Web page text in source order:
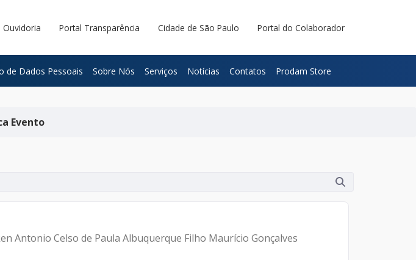
Ouvidoria Portal Transparência Cidade de São Paulo Portal do Colaborador
de Dados Pessoais Sobre Nós Serviços Notícias Contatos Prodam Store
Evento
Antonio Celso de Paula Albuquerque Filho Maurício Gonçalves